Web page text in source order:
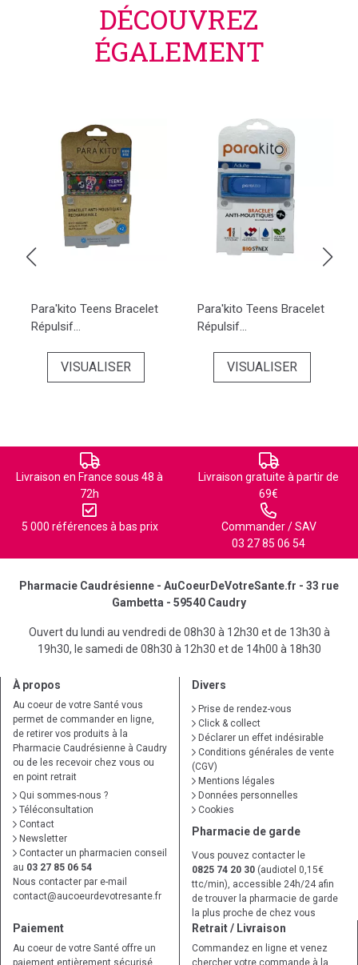
DÉCOUVREZ
ÉGALEMENT
Para'kito Teens Bracelet
Répulsif...
VISUALISER
Para'kito Teens Bracelet
Répulsif...
VISUALISER
Livraison en France sous 48 à
72h
Livraison gratuite à partir de
69€
5 000 références à bas prix
Commander / SAV
03 27 85 06 54
Pharmacie Caudrésienne - AuCoeurDeVotreSante.fr - 33 rue
Gambetta - 59540 Caudry
Ouvert du lundi au vendredi de 08h30 à 12h30 et de 13h30 à
19h30, le samedi de 08h30 à 12h30 et de 14h00 à 18h30
À propos
Au coeur de votre Santé vous
permet de commander en ligne,
de retirer vos produits à la
Pharmacie Caudrésienne à Caudry
ou de les recevoir chez vous ou
en point retrait
Qui sommes-nous ?
Téléconsultation
Contact
Newsletter
Contacter un pharmacien conseil
au 03 27 85 06 54
Nous contacter par e-mail
contact@aucoeurdevotresante.fr
Divers
Prise de rendez-vous
Click & collect
Déclarer un effet indésirable
Conditions générales de vente
(CGV)
Mentions légales
Données personnelles
Cookies
Pharmacie de garde
Vous pouvez contacter le
0825 74 20 30 (audiotel 0,15€
ttc/min), accessible 24h/24 afin
de trouver la pharmacie de garde
la plus proche de chez vous
Paiement
Au coeur de votre Santé offre un
paiement entièrement sécurisé,
Retrait / Livraison
Commandez en ligne et venez
chercher votre commande à la